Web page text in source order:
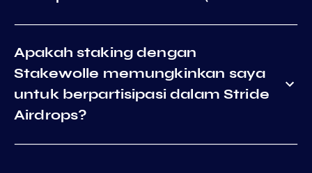
Apakah staking dengan
Stakewolle memungkinkan saya
untuk berpartisipasi dalam Stride
Airdrops?